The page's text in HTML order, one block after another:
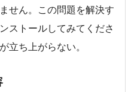
せん。この問題を解決す
ストールしてみてくださ
立ち上がらない。